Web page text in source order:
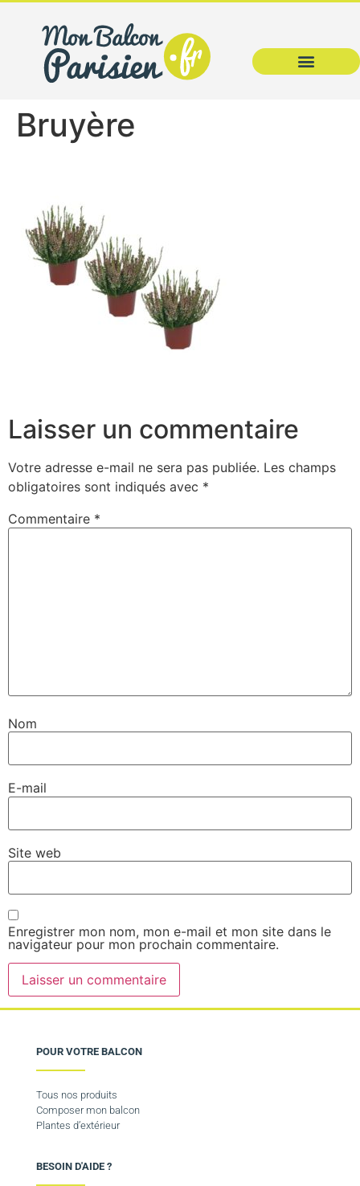
Bruyère
Laisser un commentaire
Votre adresse e-mail ne sera pas publiée. Les champs
obligatoires sont indiqués avec *
Commentaire *
Nom
E-mail
Site web
Enregistrer mon nom, mon e-mail et mon site dans le
navigateur pour mon prochain commentaire.
POUR VOTRE BALCON
Tous nos produits
Composer mon balcon
Plantes d’extérieur
BESOIN D'AIDE ?